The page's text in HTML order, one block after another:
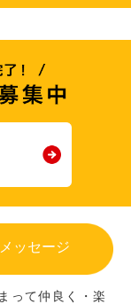
ッセージ
って仲良く・楽